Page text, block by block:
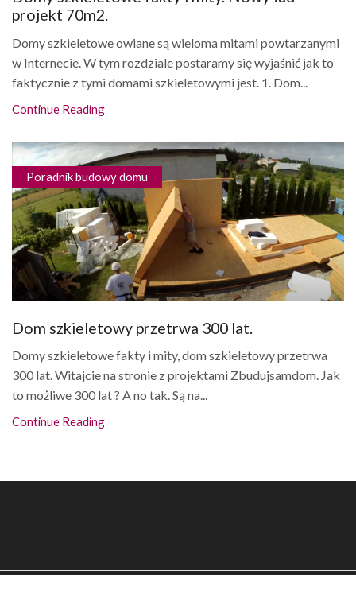
projekt 70m2.
Domy szkieletowe owiane są wieloma mitami powtarzanymi
w Internecie. W tym rozdziale postaramy się wyjaśnić jak to
faktycznie z tymi domami szkieletowymi jest. 1. Dom...
Continue Reading
Poradnik budowy domu
Dom szkieletowy przetrwa 300 lat.
Domy szkieletowe fakty i mity, dom szkieletowy przetrwa
300 lat. Witajcie na stronie z projektami Zbudujsamdom. Jak
to możliwe 300 lat ? A no tak. Są na...
Continue Reading